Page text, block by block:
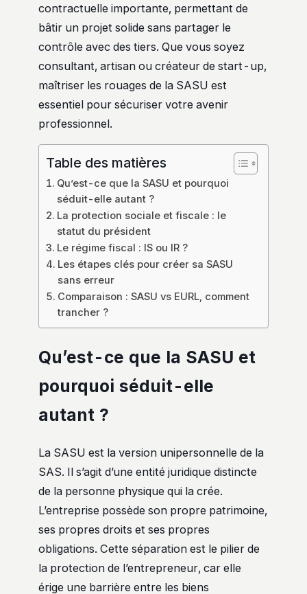
contractuelle importante, permettant de
bâtir un projet solide sans partager le
contrôle avec des tiers. Que vous soyez
consultant, artisan ou créateur de start-up,
maîtriser les rouages de la SASU est
essentiel pour sécuriser votre avenir
professionnel.
Table des matières
Qu’est-ce que la SASU et pourquoi
séduit-elle autant ?
La protection sociale et fiscale : le
statut du président
Le régime fiscal : IS ou IR ?
Les étapes clés pour créer sa SASU
sans erreur
Comparaison : SASU vs EURL, comment
trancher ?
Qu’est-ce que la SASU et
pourquoi séduit-elle
autant ?
La SASU est la version unipersonnelle de la
SAS. Il s’agit d’une entité juridique distincte
de la personne physique qui la crée.
L’entreprise possède son propre patrimoine,
ses propres droits et ses propres
obligations. Cette séparation est le pilier de
la protection de l’entrepreneur, car elle
érige une barrière entre les biens